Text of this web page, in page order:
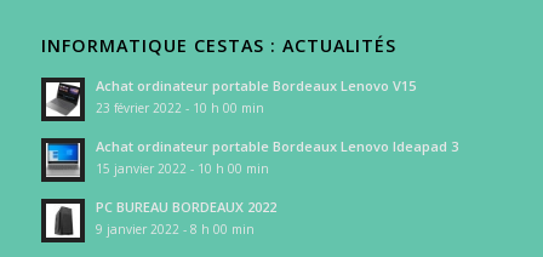
INFORMATIQUE CESTAS : ACTUALITÉS
Achat ordinateur portable Bordeaux Lenovo V15
23 février 2022 - 10 h 00 min
Achat ordinateur portable Bordeaux Lenovo Ideapad 3
15 janvier 2022 - 10 h 00 min
PC BUREAU BORDEAUX 2022
9 janvier 2022 - 8 h 00 min